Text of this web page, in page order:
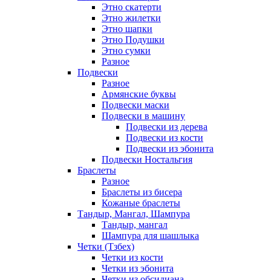
Этно скатерти
Этно жилетки
Этно шапки
Этно Подушки
Этно сумки
Разное
Подвески
Разное
Армянские буквы
Подвески маски
Подвески в машину
Подвески из дерева
Подвески из кости
Подвески из эбонита
Подвески Ностальгия
Браслеты
Разное
Браслеты из бисера
Кожаные браслеты
Тандыр, Мангал, Шампура
Тандыр, мангал
Шампура для шашлыка
Четки (Тзбех)
Четки из кости
Четки из эбонита